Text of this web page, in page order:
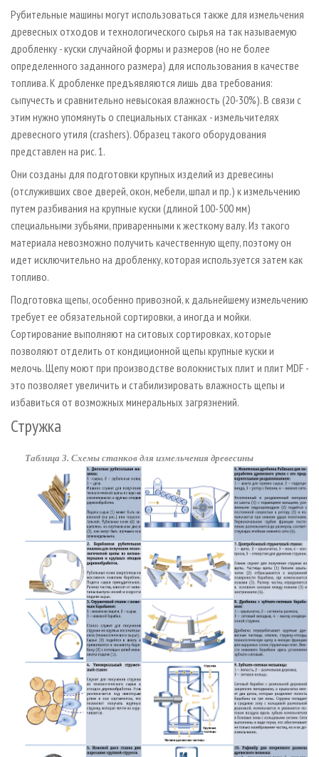
Рубительные машины могут использоваться также для измельчения
древесных отходов и технологического сырья на так называемую
дробленку - куски случайной формы и размеров (но не более
определенного заданного размера) для использования в качестве
топлива. К дробленке предъявляются лишь два требования:
сыпучесть и сравнительно невысокая влажность (20-30%). В связи с
этим нужно упомянуть о специальных станках - измельчителях
древесного утиля (crashers). Образец такого оборудования
представлен на рис. 1.
Они созданы для подготовки крупных изделий из древесины
(отслуживших свое дверей, окон, мебели, шпал и пр.) к измельчению
путем разбивания на крупные куски (длиной 100-500 мм)
специальными зубьями, приваренными к жесткому валу. Из такого
материала невозможно получить качественную щепу, поэтому он
идет исключительно на дробленку, которая используется затем как
топливо.
Подготовка щепы, особенно привозной, к дальнейшему измельчению
требует ее обязательной сортировки, а иногда и мойки.
Сортирование выполняют на ситовых сортировках, которые
позволяют отделить от кондиционной щепы крупные куски и
мелочь. Щепу моют при производстве волокнистых плит и плит MDF -
это позволяет увеличить и стабилизировать влажность щепы и
избавиться от возможных минеральных загрязнений.
Стружка
Таблица 3. Схемы станков для измельчения древесины